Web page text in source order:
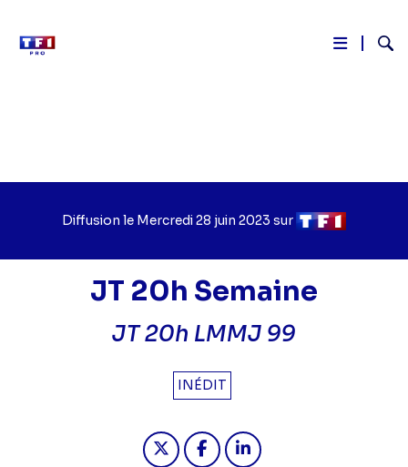
Diffusion le Jour
diffusion
Mercredi 28 juin 2023 sur Chaîne
diffusion
JT 20h Semaine
JT 20h LMMJ 99
INÉDIT
Partager "2023-06-28 20:00 - JT
Partager "2023-06-28